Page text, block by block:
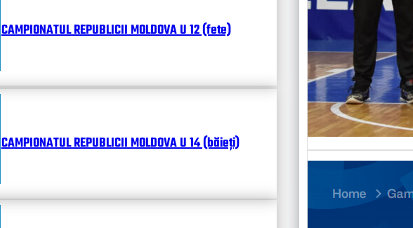
CAMPIONATUL REPUBLICII MOLDOVA U 12 (fete)
CAMPIONATUL REPUBLICII MOLDOVA U 14 (băieți)